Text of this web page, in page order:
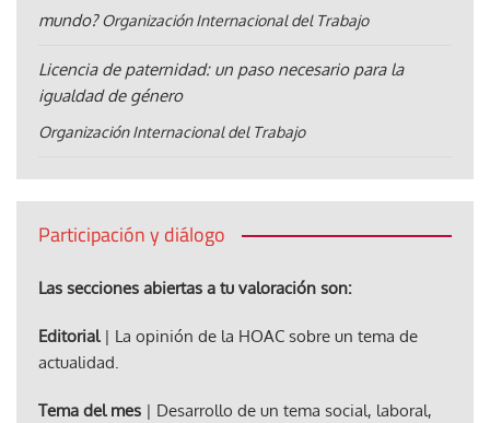
mundo? Organización Internacional del Trabajo
Licencia de paternidad: un paso necesario para la
igualdad de género
Organización Internacional del Trabajo
Participación y diálogo
Las secciones abiertas a tu valoración son:
Editorial| La opinión de la HOAC sobre un tema de
actualidad.
Tema del mes | Desarrollo de un tema social, laboral,